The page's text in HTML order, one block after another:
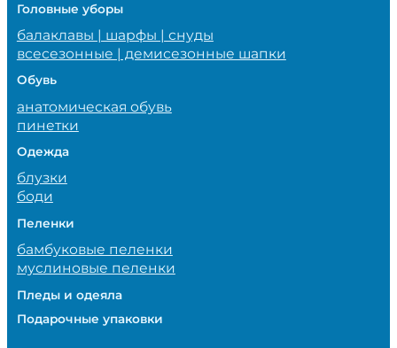
Головные уборы
балаклавы | шарфы | снуды
всесезонные | демисезонные шапки
Обувь
анатомическая обувь
пинетки
Одежда
блузки
боди
Пеленки
бамбуковые пеленки
муслиновые пеленки
Пледы и одеяла
Подарочные упаковки